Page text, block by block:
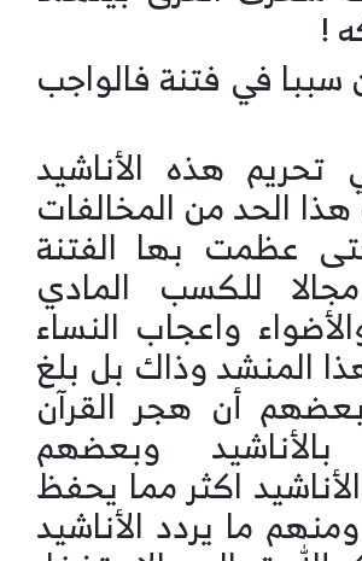
!
في فتنة فالواجب
هذه الأناشيد
الحد من المخالفات
عظمت بها الفتنة
للكسب المادي
واعجاب النساء
المنشد وذاك بل بلغ
أن هجر القرآن
بالأناشيد وبعضهم
اكثر مما يحفظ
ما يردد الأناشيد